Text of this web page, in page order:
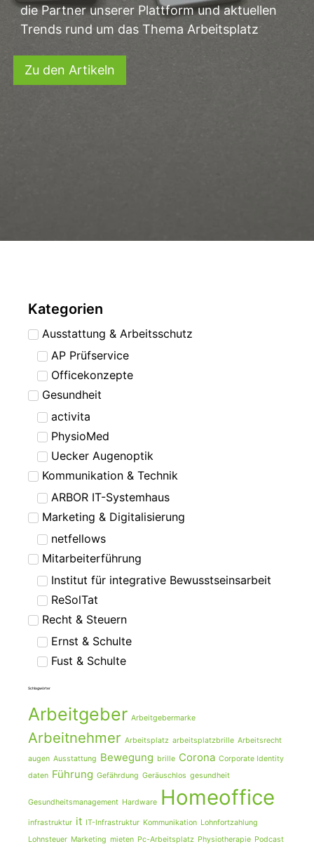
die Partner unserer Plattform und aktuellen
Trends rund um das Thema Arbeitsplatz
Zu den Artikeln
Kategorien
Ausstattung & Arbeitsschutz
AP Prüfservice
Officekonzepte
Gesundheit
activita
PhysioMed
Uecker Augenoptik
Kommunikation & Technik
ARBOR IT-Systemhaus
Marketing & Digitalisierung
netfellows
Mitarbeiterführung
Institut für integrative Bewusstseinsarbeit
ReSolTat
Recht & Steuern
Ernst & Schulte
Fust & Schulte
Schlagwörter
Arbeitgeber Arbeitgebermarke
Arbeitnehmer Arbeitsplatz arbeitsplatzbrille Arbeitsrecht
augen Ausstattung Bewegung brille Corona Corporate Identity
daten Führung Gefährdung Geräuschlos gesundheit
Gesundheitsmanagement Hardware Homeoffice
infrastruktur it IT-Infrastruktur Kommunikation Lohnfortzahlung
Lohnsteuer Marketing mieten Pc-Arbeitsplatz Physiotherapie Podcast